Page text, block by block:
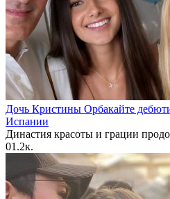
Дочь Кристины Орбакайте
Испании
Династия красоты и грации
01.2к.